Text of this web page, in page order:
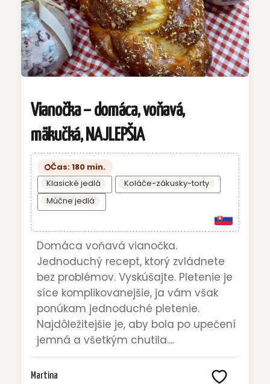
Vianočka – domáca, voňavá,
mäkučká, NAJLEPŠIA
Čas: 180 min.
Klasické jedlá
Koláče-zákusky-torty
Múčne jedlá
Domáca voňavá vianočka.
Jednoduchý recept, ktorý zvládnete
bez problémov. Vyskúšajte. Pletenie je
síce komplikovanejšie, ja vám však
ponúkam jednoduché pletenie.
Najdôležitejšie je, aby bola po upečení
jemná a všetkým chutila....
Martina